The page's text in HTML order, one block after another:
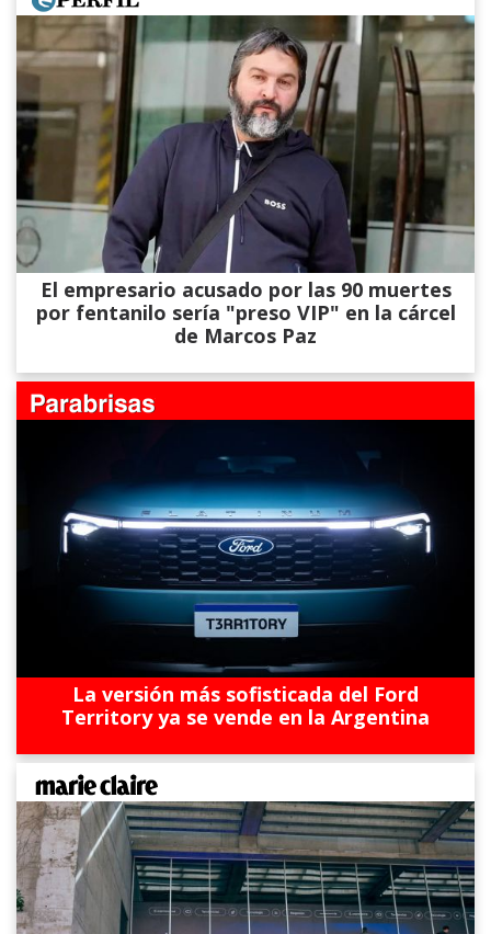
El empresario acusado por las 90 muertes
por fentanilo sería "preso VIP" en la cárcel
de Marcos Paz
La versión más sofisticada del Ford
Territory ya se vende en la Argentina